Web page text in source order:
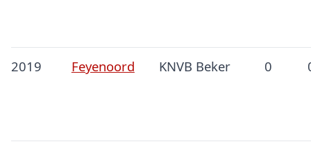
2019 Feyenoord KNVB Beker 0